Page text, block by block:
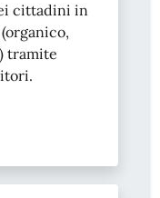
cittadini in
tramite